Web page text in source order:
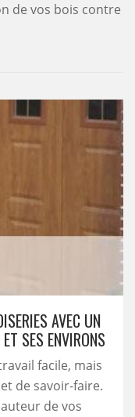
de vos bois contre
AVEC UN
SES ENVIRONS
facile, mais
de savoir-faire.
de vos